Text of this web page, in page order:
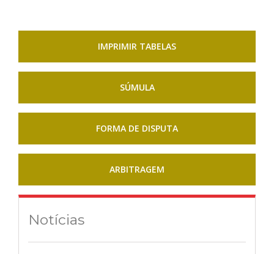
IMPRIMIR TABELAS
SÚMULA
FORMA DE DISPUTA
ARBITRAGEM
Notícias